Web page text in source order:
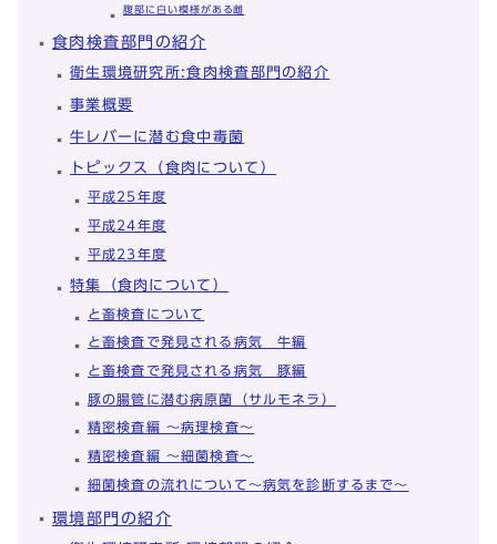
腹部に白い模様がある雌
食肉検査部門の紹介
衛生環境研究所:食肉検査部門の紹介
事業概要
牛レバーに潜む食中毒菌
トピックス（食肉について）
平成25年度
平成24年度
平成23年度
特集（食肉について）
と畜検査について
と畜検査で発見される病気 牛編
と畜検査で発見される病気 豚編
豚の腸管に潜む病原菌（サルモネラ）
精密検査編 ～病理検査～
精密検査編 ～細菌検査～
細菌検査の流れについて～病気を診断するまで～
環境部門の紹介